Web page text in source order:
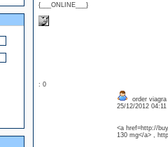
{___ONLINE___}
: 0
order viagra
25/12/2012
<a href=http://
130 mg</a> ,